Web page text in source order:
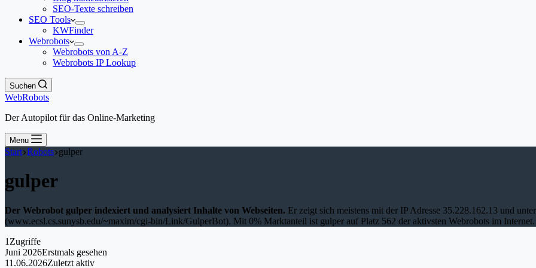
SEO-Texte schreiben
SEO Tools
KWFinder
Webrobots
Webrobots von A-Z
Webrobots IP Lookup
Suchen
WebRobots
Der Autopilot für das Online-Marketing
Menu
Start Robots gulper
gulper
Der Webrobot gulper indexiert und analysiert Inhalte von Webseiten. Er zeigt sich meistens mit der IP Adresse 35.228.162.13 und
(www.ecsl.cs.sunysb.edu/~maxim/cgi-bin/Link/GulperBot). Mit 0% Marktanteil ist gulper auf Platz 562 der aktivsten Webrobots im Internet.
1 Zugriffe
Juni 2026Erstmals gesehen
11.06.2026Zuletzt aktiv